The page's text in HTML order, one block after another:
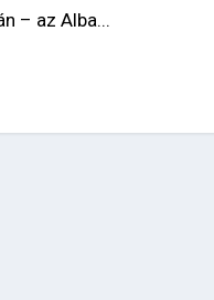
– az Alba...